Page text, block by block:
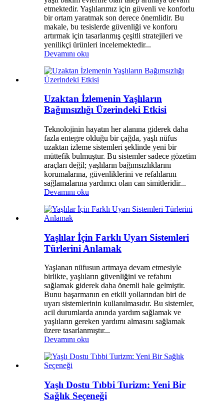
etmektedir. Yaşlılarımız için güvenli ve konforlu
bir ortam yaratmak son derece önemlidir. Bu
makale, bu tesislerde güvenliği ve konforu
artırmak için tasarlanmış çeşitli stratejileri ve
yenilikçi ürünleri incelemektedir...
Devamını oku
Uzaktan İzlemenin Yaşlıların
Bağımsızlığı Üzerindeki Etkisi
Teknolojinin hayatın her alanına giderek daha
fazla entegre olduğu bir çağda, yaşlı nüfus
uzaktan izleme sistemleri şeklinde yeni bir
müttefik bulmuştur. Bu sistemler sadece gözetim
araçları değil; yaşlıların bağımsızlıklarını
korumalarına, güvenliklerini ve refahlarını
sağlamalarına yardımcı olan can simitleridir...
Devamını oku
Yaşlılar İçin Farklı Uyarı Sistemleri
Türlerini Anlamak
Yaşlanan nüfusun artmaya devam etmesiyle
birlikte, yaşlıların güvenliğini ve refahını
sağlamak giderek daha önemli hale gelmiştir.
Bunu başarmanın en etkili yollarından biri de
uyarı sistemlerinin kullanılmasıdır. Bu sistemler,
acil durumlarda anında yardım sağlamak ve
yaşlıların gereken yardımı almasını sağlamak
üzere tasarlanmıştır...
Devamını oku
Yaşlı Dostu Tıbbi Turizm: Yeni Bir
Sağlık Seçeneği